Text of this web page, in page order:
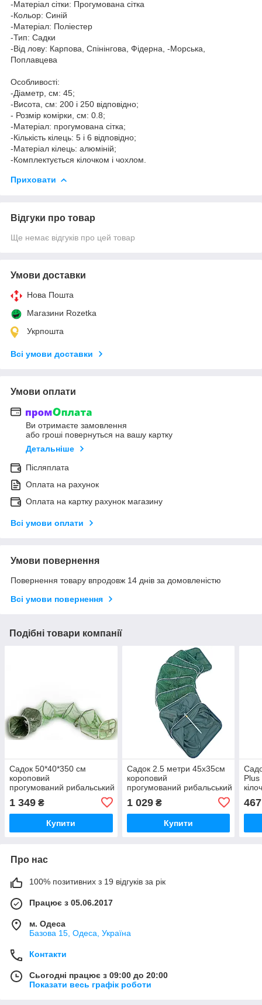
-Матеріал сітки: Прогумована сітка
-Кольор: Синій
-Матеріал: Поліестер
-Тип: Садки
-Від лову: Карпова, Спінінгова, Фідерна, -Морська,
Поплавцева
Особливості:
-Діаметр, см: 45;
-Висота, см: 200 і 250 відповідно;
- Розмір комірки, см: 0.8;
-Матеріал: прогумована сітка;
-Кількість кілець: 5 і 6 відповідно;
-Матеріал кілець: алюміній;
-Комплектується кілочком і чохлом.
Приховати
Відгуки про товар
Ще немає відгуків про цей товар
Умови доставки
Нова Пошта
Магазини Rozetka
Укрпошта
Всі умови доставки
Умови оплати
Ви отримаєте замовлення
або гроші повернуться на вашу картку
Детальніше
Післяплата
Оплата на рахунок
Оплата на картку рахунок магазину
Всі умови оплати
Умови повернення
Повернення товару впродовж 14 днів за домовленістю
Всі умови повернення
Подібні товари компанії
Садок 50*40*350 см
короповий
прогумований рибальський прямокутний
1 349 ₴
Купити
Садок 2.5 метри 45х35см
короповий
прогумований рибальський
1 029₴
Купити
Plus
467
Про нас
100% позитивних з 19 відгуків за рік
Працює з 05.06.2017
м. Одеса
Базова 15, Одеса, Україна
Контакти
Сьогодні працює з 09:00 до 20:00
Показати весь графік роботи